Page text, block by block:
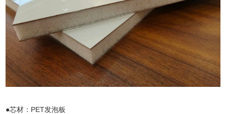
●芯材：PET发泡板